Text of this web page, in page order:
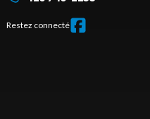
Restez connecté